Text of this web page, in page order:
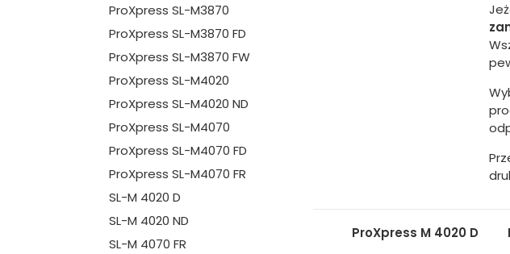
ProXpress M 4020 D
ProXpress SL-M3870
ProXpress SL-M3870 FD
ProXpress SL-M3870 FW
ProXpress SL-M4020
ProXpress SL-M4020 ND
ProXpress SL-M4070
ProXpress SL-M4070 FD
ProXpress SL-M4070 FR
SL-M 4020 D
SL-M 4020 ND
SL-M 4070 FR